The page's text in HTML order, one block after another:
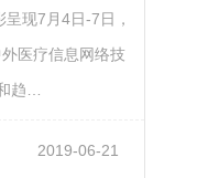
现7月4日-7日，
医疗信息网络技
趋…
2019-06-21